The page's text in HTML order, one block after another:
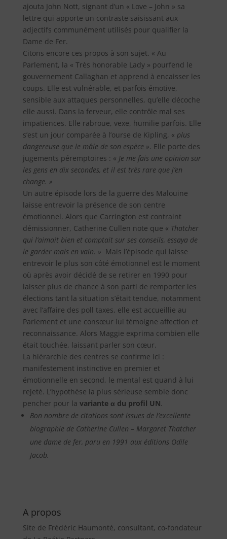
ajouta John Nott, signant d’un « Love – John » sa
lettre qui apporte un contraste saisissant aux
adjectifs communément utilisés pour qualifier la
Dame de Fer.
Citons encore ces propos à son sujet. « Au
Parlement, la « Très honorable Lady » pourfend le
gouvernement Callaghan et apprend à encaisser les
coups. Elle est vulnérable, et parfois émotive,
sensible aux attaques personnelles, qu’elle décoche
elle aussi. Dans la ferveur, elle contrôle mal ses
impatiences. Elle rabroue, vexe, humilie parfois. Elle
s’est un jour comparée à l’ourse de Kipling, « plus
dangereuse que le mâle de son espèce ». Elle porte des
jugements péremptoires : « Je me fais une opinion sur
les gens en dix secondes, et il est très rare que j’en
change. »
Un autre épisode lors de la guerre des Malouine
laisse entrevoir la présence de son centre
émotionnel. Alors que Carrington est contraint
démissionner, Catherine Cullen note que « Thatcher
qui l’aimait bien et comptait sur ses conseils, essaya de
le garder mais en vain. » Mais l’épisode qui laisse
entrevoir le plus son côté émotionnel est le moment
où après avoir décidé de se retirer en 1990 pour
laisser plus de chance à son parti de remporter les
élections tant la situation s’était tendue, notamment
avec l’affaire des poll taxes, elle est accueillie au
Parlement et une consœur lui témoigne affection et
reconnaissance. Alors Maggie exprima combien elle
était touchée, laissant parler son cœur.
La hiérarchie des centres se confirme ici :
manifestement instinctive en premier et
émotionnelle en second, le mental est quand à lui
rejeté. L’hypothèse la plus sérieuse semble donc
pencher pour la variante α du profil UN.
Bon nombre de citations sont issues de l’excellente
biographie de Catherine Cullen – Margaret Thatcher
une dame de fer, paru en 1991 aux éditions Odile
Jacob.
A propos
Site de Frédéric Haumonté, consultant, co-fondateur